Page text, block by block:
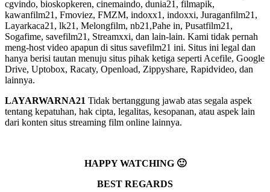
cgvindo, bioskopkeren, cinemaindo, dunia21, filmapik,
kawanfilm21, Fmoviez, FMZM, indoxx1, indoxxi, Juraganfilm21,
Layarkaca21, lk21, Melongfilm, nb21,Pahe in, Pusatfilm21,
Sogafime, savefilm21, Streamxxi, dan lain-lain. Kami tidak pernah
meng-host video apapun di situs savefilm21 ini. Situs ini legal dan
hanya berisi tautan menuju situs pihak ketiga seperti Acefile, Google
Drive, Uptobox, Racaty, Openload, Zippyshare, Rapidvideo, dan
lainnya.
LAYARWARNA21 Tidak bertanggung jawab atas segala aspek
tentang kepatuhan, hak cipta, legalitas, kesopanan, atau aspek lain
dari konten situs streaming film online lainnya.
HAPPY WATCHING 🙂
BEST REGARDS